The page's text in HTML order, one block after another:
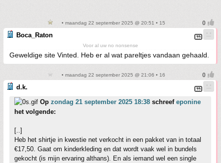
• maandag 22 september 2025 @ 20:51 • 15
Boca_Raton
Voor al uw no nonsense
Geweldige site Vinted. Heb er al wat pareltjes vandaan gehaald.
• maandag 22 september 2025 @ 21:06 • 16
d.k.
Op zondag 21 september 2025 18:38 schreef eponine
het volgende:
[..]
Heb het shirtje in kwestie net verkocht in een pakket van in totaal
€17,50. Gaat om kinderkleding en dat wordt vaak wel in bundels
gekocht (is mijn ervaring althans). En als iemand wel een single